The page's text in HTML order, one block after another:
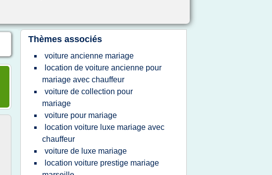
Thèmes associés
voiture ancienne mariage
location de voiture ancienne pour
mariage avec chauffeur
voiture de collection pour
mariage
voiture pour mariage
location voiture luxe mariage avec
chauffeur
voiture de luxe mariage
location voiture prestige mariage